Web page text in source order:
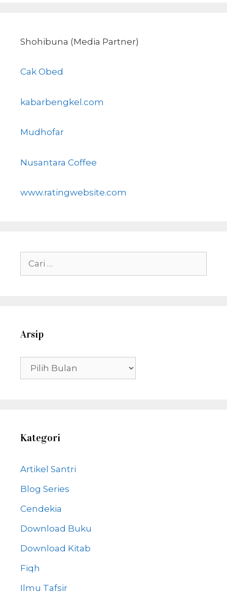
Shohibuna (Media Partner)
Cak Obed
kabarbengkel.com
Mudhofar
Nusantara Coffee
www.ratingwebsite.com
Cari
untuk:
Arsip
Arsip
Kategori
Artikel Santri
Blog Series
Cendekia
Download Buku
Download Kitab
Fiqh
Ilmu Tafsir